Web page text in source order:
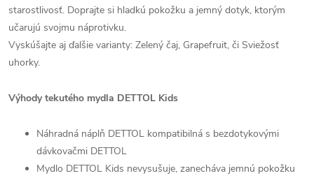
starostlivosť. Doprajte si hladkú pokožku a jemný dotyk, ktorým
učarujú svojmu náprotivku.
Vyskúšajte aj ďalšie varianty: Zelený čaj, Grapefruit, či Sviežosť
uhorky.
Výhody tekutého mydla DETTOL Kids
Náhradná náplň DETTOL kompatibilná s bezdotykovými
dávkovačmi DETTOL
Mydlo DETTOL Kids nevysušuje, zanecháva jemnú pokožku